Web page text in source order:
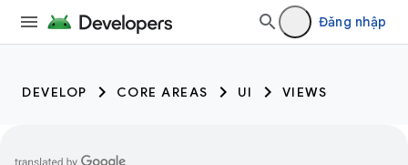
Đăng nhập
DEVELOP CORE AREAS UI VIEWS